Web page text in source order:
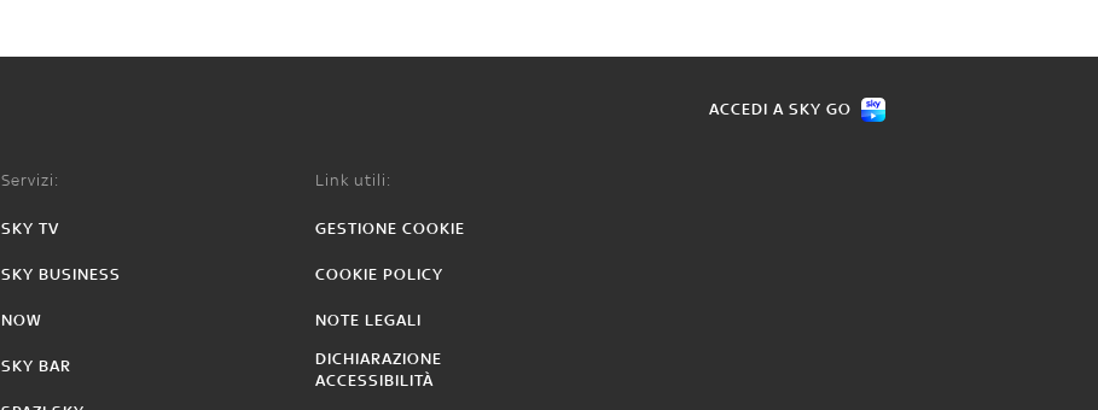
ACCEDI A SKY GO
Servizi:
SKY TV
SKY BUSINESS
NOW
SKY BAR
Link utili:
GESTIONE COOKIE
COOKIE POLICY
NOTE LEGALI
DICHIARAZIONE
ACCESSIBILITÀ